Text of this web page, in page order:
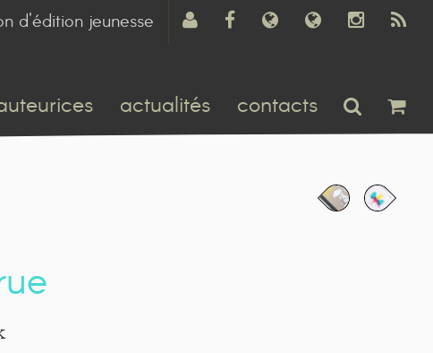
d'édition jeunesse
actualités contacts